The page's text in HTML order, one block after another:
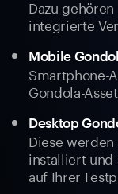
Dazu
integrierte
Mobile
Smartphone-
Gondola-
Desktop
Diese
installiert und
auf Ihrer